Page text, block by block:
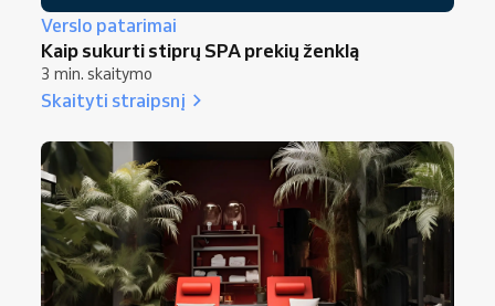
Verslo patarimai
Kaip sukurti stiprų SPA prekių ženklą
3 min. skaitymo
Skaityti straipsnį